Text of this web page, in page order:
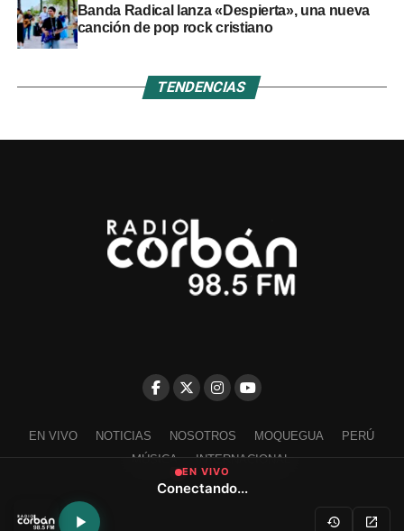
Banda Radical lanza «Despierta», una nueva
canción de pop rock cristiano
TENDENCIAS
EN VIVO NOTICIAS NOSOTROS MOQUEGUA
PERÚ
MÚSICA
INTERNACIONAL
Escríbenos a contacto@radiocorban.com
EN VIVO
Conectando...